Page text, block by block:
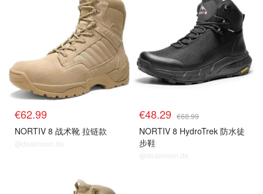
€62.99
NORTIV 8 战术靴 拉链款
@dealmoon.de
€48.29 €68.99
NORTIV 8 HydroTrek 防水徒
步鞋
@dealmoon.de